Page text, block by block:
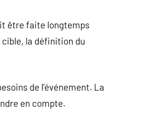
être faite longtemps
la définition du
de l’événement. La
en compte.